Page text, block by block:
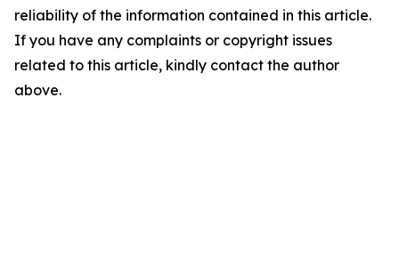
reliability of the information contained in this article.
If you have any complaints or copyright issues
related to this article, kindly contact the author
above.